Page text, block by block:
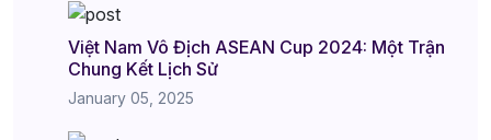
Việt Nam Vô Địch ASEAN Cup 2024: Một Trận
Chung Kết Lịch Sử
January 05, 2025